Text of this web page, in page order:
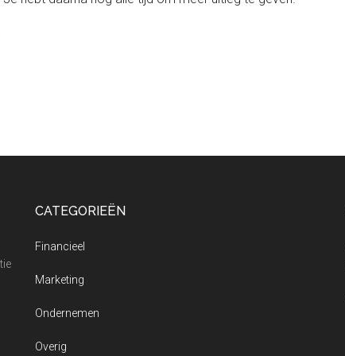
CATEGORIEËN
Financieel
Marketing
Ondernemen
Overig